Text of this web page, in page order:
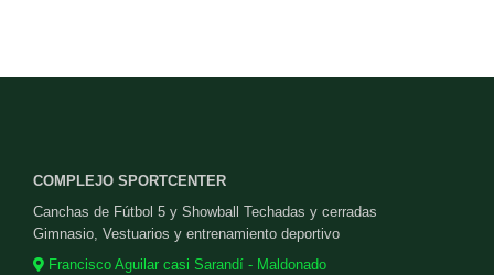
COMPLEJO SPORTCENTER
Canchas de Fútbol 5 y Showball Techadas y cerradas
Gimnasio, Vestuarios y entrenamiento deportivo
Francisco Aguilar casi Sarandí - Maldonado